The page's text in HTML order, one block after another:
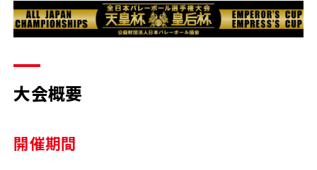
大会概要
開催期間